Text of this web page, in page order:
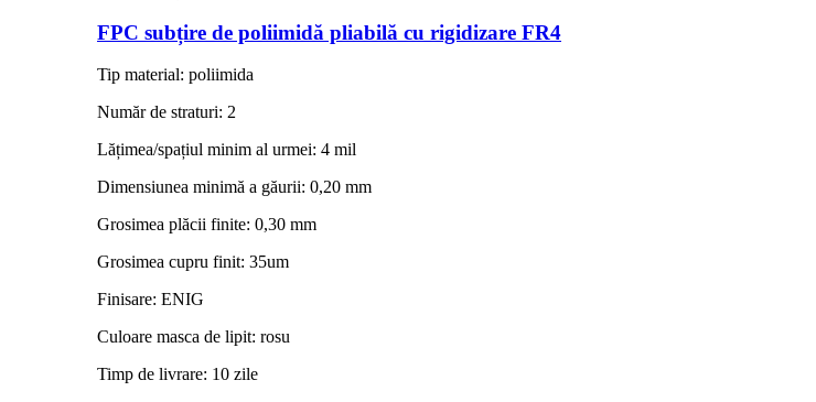
FPC subțire de poliimidă pliabilă cu rigidizare FR4
Tip material: poliimida
Număr de straturi: 2
Lățimea/spațiul minim al urmei: 4 mil
Dimensiunea minimă a găurii: 0,20 mm
Grosimea plăcii finite: 0,30 mm
Grosimea cupru finit: 35um
Finisare: ENIG
Culoare masca de lipit: rosu
Timp de livrare: 10 zile